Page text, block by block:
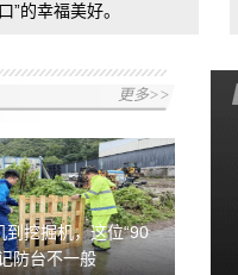
”的幸福美好。
更多>>
到挖掘机，这位“90
防台不一般